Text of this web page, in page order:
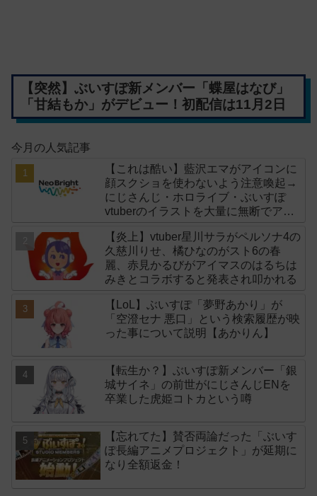
【突然】ぶいすぽ新メンバー「蝶屋はなび」
「甘結もか」がデビュー！初配信は11月2日
今月の人気記事
【これは酷い】藍沢エマがアイコンに
顔スクショを使わないよう注意喚起→
にじさんじ・ホロライブ・ぶいすぽ
vtuberのイラストを大量に無断でアイ
「NeoBright（ネオブライト）」が謝
罪！
【炎上】vtuber星川サラがペルソナ4の
久慈川りせ、橘ひなのがスト6の春
麗、赤見かるびがアイマスのはるちは
みきとコラボすると発表され叩かれる
【LoL】ぶいすぽ「夢野あかり」が
「空澄セナ 悪口」という検索履歴が映
った事について説明【あかりん】
【転生か？】ぶいすぽ新メンバー「銀
城サイネ」の前世がにじさんじENを
卒業した虎姫コトカという噂
【忘れてた】賛否両論だった「ぶいす
ぽ長編アニメプロジェクト」が延期に
なり全額返金！